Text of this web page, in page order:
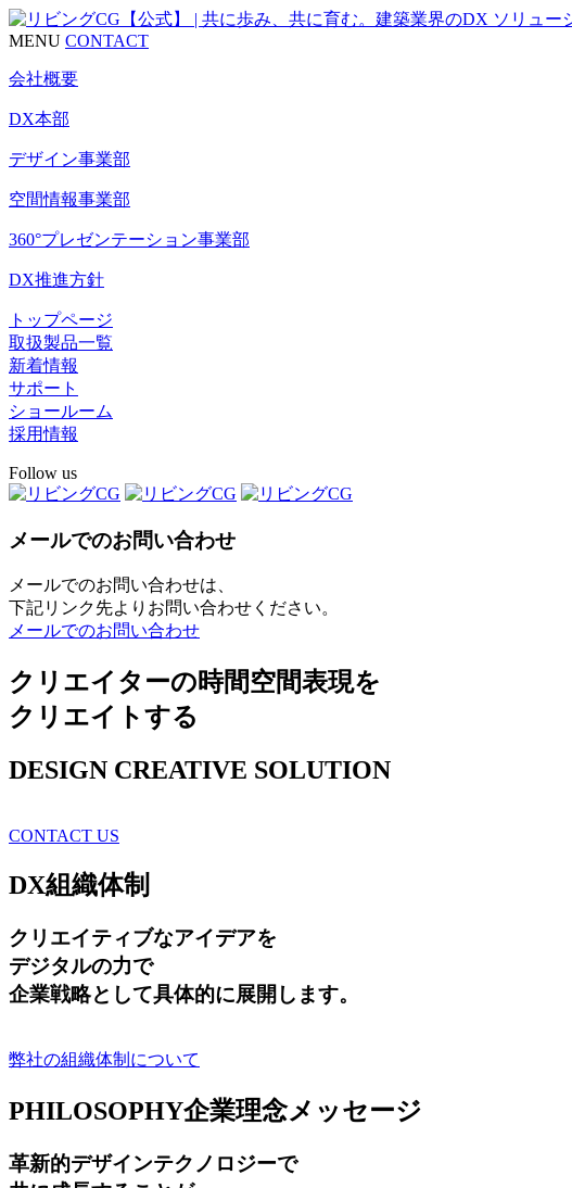
MENU CONTACT
会社概要
DX本部
デザイン事業部
空間情報事業部
360°プレゼンテーション事業部
DX推進方針
トップページ
取扱製品一覧
新着情報
サポート
ショールーム
採用情報
Follow us
メールでのお問い合わせ
メールでのお問い合わせは、
下記リンク先よりお問い合わせください。
メールでのお問い合わせ
クリエイターの時間空間表現を
クリエイトする
DESIGN CREATIVE SOLUTION
CONTACT US
DX組織体制
クリエイティブなアイデアを
デジタルの力で
企業戦略として具体的に展開します。
弊社の組織体制について
PHILOSOPHY企業理念メッセージ
革新的デザインテクノロジーで